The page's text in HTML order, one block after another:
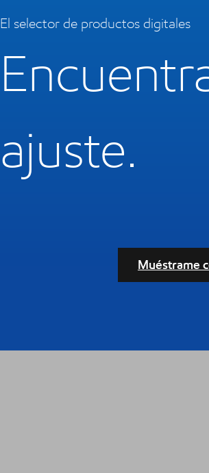
El selector de productos digitales
ajuste.
Muéstrame